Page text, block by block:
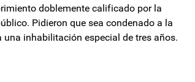
doblemente calificado por la
Pidieron que sea condenado a la
inhabilitación especial de tres años.